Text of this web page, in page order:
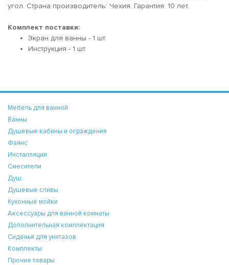
угол. Страна производитель: Чехия. Гарантия: 10 лет.
Комплект поставки:
Экран для ванны - 1 шт.
Инструкция - 1 шт.
Мебель для ванной
Ванны
Душевые кабины и ограждения
Фаянс
Инсталляции
Смесители
Душ
Душевые сливы
Кухонные мойки
Аксессуары для ванной комнаты
Дополнительная комплектация
Сиденья для унитазов
Комплекты
Прочие товары